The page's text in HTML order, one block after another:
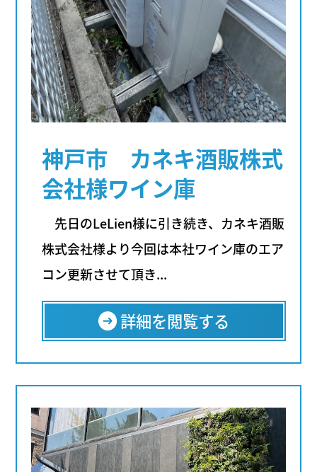
神戸市 カネキ酒販株式
会社様ワイン庫
先日のLeLien様に引き続き、カネキ酒販
株式会社様より今回は本社ワイン庫のエア
コン更新させて頂き...
詳細を閲覧する